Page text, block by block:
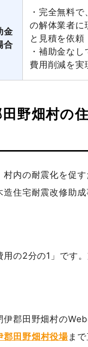
金
合
・完全無料
の解体業者に
と見積を依頼
・補助金なし
費用削減を実
野畑村の
内の耐震化を促
住宅耐震改修助
の2分の1」です
伊郡田野畑村の
郡田野畑村役場ま